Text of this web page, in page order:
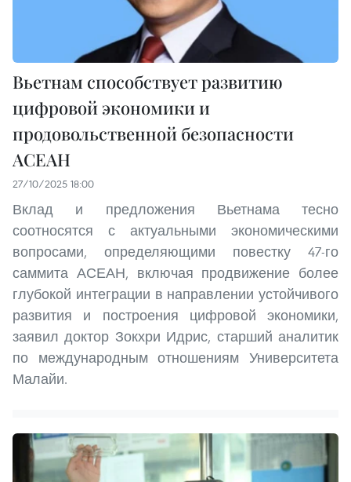
Вьетнам способствует развитию
цифровой экономики и
продовольственной безопасности
АСЕАН
27/10/2025 18:00
Вклад и предложения Вьетнама тесно
соотносятся с актуальными экономическими
вопросами, определяющими повестку 47-го
саммита АСЕАН, включая продвижение более
глубокой интеграции в направлении устойчивого
развития и построения цифровой экономики,
заявил доктор Зокхри Идрис, старший аналитик
по международным отношениям Университета
Малайи.